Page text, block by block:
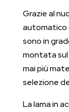
Grazie al
automatico
sono in
montata sul
mai più
selezione
La lama in